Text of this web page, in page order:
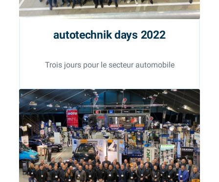
autotechnikdays 2022
Trois jours pour le secteur automobile